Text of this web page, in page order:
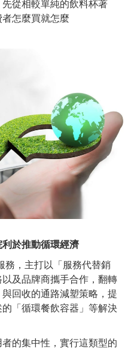
從相較單純的飲料杯著
怎麼買就怎麼
於推動循環經濟
務，主打以「服務代替銷
及品牌商攜手合作，翻轉
回收的通路減塑策略，提
「循環餐飲容器」等解決
的集中性，實行這類型的